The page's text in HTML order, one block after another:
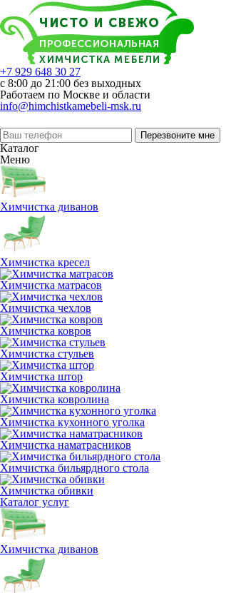
+7 929 648 30 27
с 8:00 до 21:00 без выходных
Работаем по Москве и области
info@himchistkamebeli-msk.ru
Перезвоните мне
Каталог
Меню
Химчистка диванов
Химчистка кресел
Химчистка матрасов
Химчистка чехлов
Химчистка ковров
Химчистка стульев
Химчистка штор
Химчистка ковролина
Химчистка кухонного уголка
Химчистка наматрасников
Химчистка бильярдного стола
Химчистка обивки
Каталог услуг
Химчистка диванов